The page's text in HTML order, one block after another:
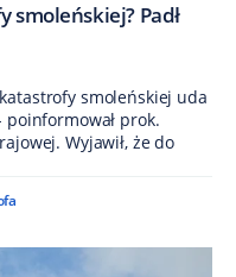
smoleńskiej? Padł
smoleńskiej uda
poinformował prok.
Wyjawił, że do